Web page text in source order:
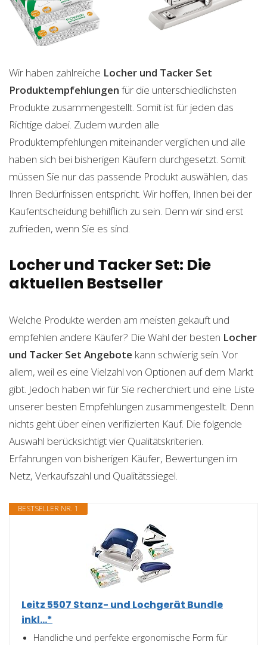
Wir haben zahlreiche Locher und Tacker Set
Produktempfehlungen für die unterschiedlichsten
Produkte zusammengestellt. Somit ist für jeden das
Richtige dabei. Zudem wurden alle
Produktempfehlungen miteinander verglichen und alle
haben sich bei bisherigen Käufern durchgesetzt. Somit
müssen Sie nur das passende Produkt auswählen, das
Ihren Bedürfnissen entspricht. Wir hoffen, Ihnen bei der
Kaufentscheidung behilflich zu sein. Denn wir sind erst
zufrieden, wenn Sie es sind.
Locher und Tacker Set: Die
aktuellen Bestseller
Welche Produkte werden am meisten gekauft und
empfehlen andere Käufer? Die Wahl der besten Locher
und Tacker Set Angebote kann schwierig sein. Vor
allem, weil es eine Vielzahl von Optionen auf dem Markt
gibt. Jedoch haben wir für Sie recherchiert und eine Liste
unserer besten Empfehlungen zusammengestellt. Denn
nichts geht über einen verifizierten Kauf. Die folgende
Auswahl berücksichtigt vier Qualitätskriterien.
Erfahrungen von bisherigen Käufer, Bewertungen im
Netz, Verkaufszahl und Qualitätssiegel.
BESTSELLER NR. 1
Leitz 5507 Stanz- und Lochgerät Bundle
inkl...*
Handliche und perfekte ergonomische Form für